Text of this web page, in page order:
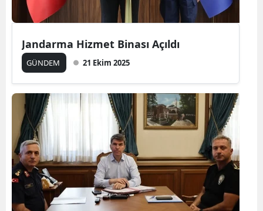
Jandarma Hizmet Binası Açıldı
GÜNDEM 21 Ekim 2025